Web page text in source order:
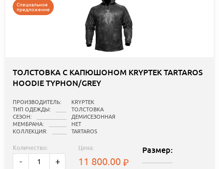
Специальное
предложение
ТОЛСТОВКА С КАПЮШОНОМ KRYPTEK TARTAROS
HOODIE TYPHON/GREY
ПРОИЗВОДИТЕЛЬ:
KRYPTEK
ТИП ОДЕЖДЫ:
ТОЛСТОВКА
СЕЗОН:
ДЕМИСЕЗОННАЯ
МЕМБРАНА:
НЕТ
КОЛЛЕКЦИЯ:
TARTAROS
Количество:
- +
Цена:
11 800.00
Размер: